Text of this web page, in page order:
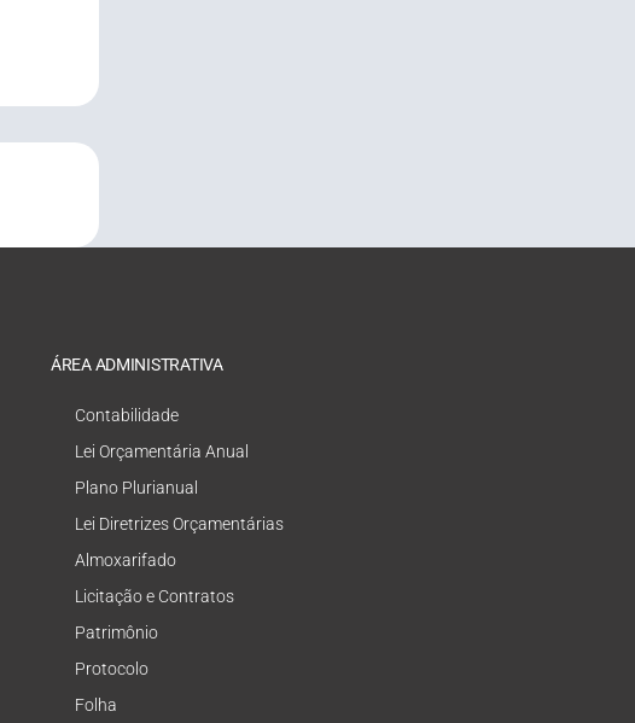
ÁREA ADMINISTRATIVA
Contabilidade
Lei Orçamentária Anual
Plano Plurianual
Lei Diretrizes Orçamentárias
Almoxarifado
Licitação e Contratos
Patrimônio
Protocolo
Folha